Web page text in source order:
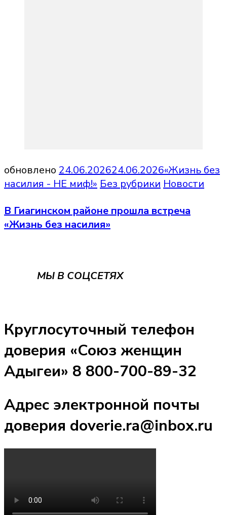
обновлено 24.06.202624.06.2026«Жизнь без
насилия - НЕ миф!» Без рубрики Новости
В Гиагинском районе прошла встреча
«Жизнь без насилия»
МЫ В СОЦСЕТЯХ
Круглосуточный телефон
доверия «Союз женщин
Адыгеи» 8 800-700-89-32
Адрес электронной почты
доверия doverie.ra@inbox.ru